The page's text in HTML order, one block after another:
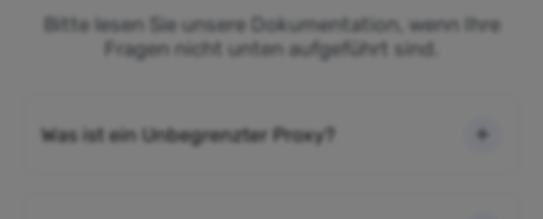
Bitte lesen Sie unsere Dokumentation, wenn Ihre
Fragen nicht unten aufgeführt sind.
Was ist ein Unbegrenzter Proxy?